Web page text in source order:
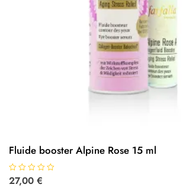
Fluide booster Alpine Rose 15 ml
N
o
27,00 €